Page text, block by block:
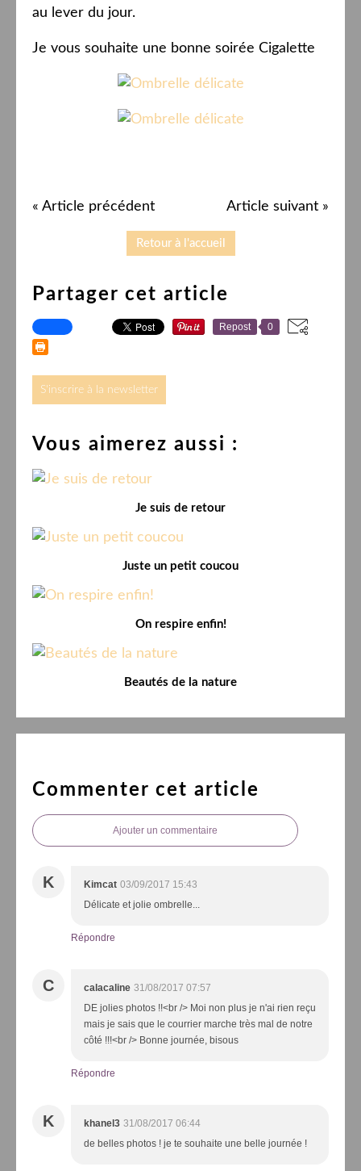
au lever du jour.
Je vous souhaite une bonne soirée Cigalette
« Article précédent Article suivant »
Retour à l'accueil
Partager cet article
Repost 0
S'inscrire à la newsletter
Vous aimerez aussi :
Je suis de retour
Juste un petit coucou
On respire enfin!
Beautés de la nature
Commenter cet article
Ajouter un commentaire
K Kimcat 03/09/2017 15:43
Délicate et jolie ombrelle...
Répondre
C calacaline 31/08/2017 07:57
DE jolies photos !!<br /> Moi non plus je n'ai rien reçu
mais je sais que le courrier marche très mal de notre
côté !!!<br /> Bonne journée, bisous
Répondre
K khanel3 31/08/2017 06:44
de belles photos ! je te souhaite une belle journée !